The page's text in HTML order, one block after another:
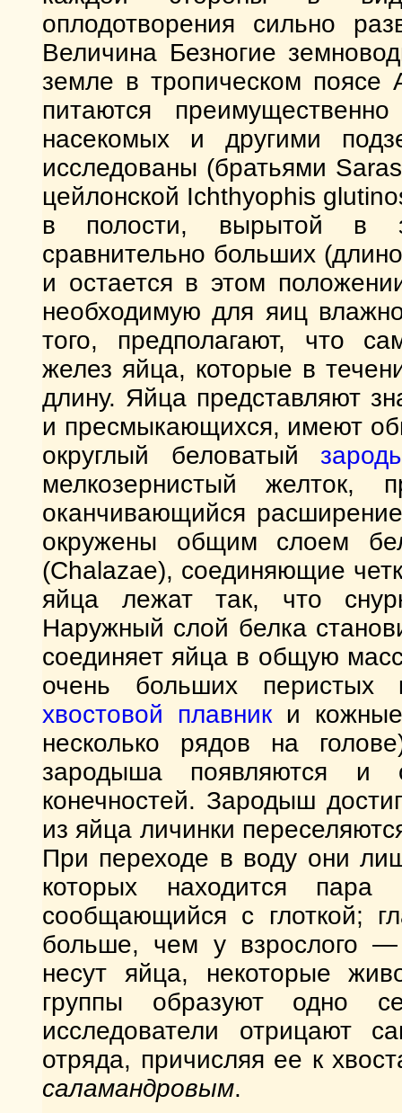
оплодотворения сильно
Величина Безногие
земле в тропическом
питаются
насекомых и другими
исследованы (братьями
цейлонской Ichthyophis
в полости, вырытой в
сравнительно больших
и остается в этом
необходимую для яиц
того, предполагают, что
желез яйца, которые в
длину. Яйца представляют
и пресмыкающихся, имеют
округлый беловатый
мелкозернистый желток,
оканчивающийся
окружены общим слоем
(Chalazae), соединяющие
яйца лежат так, что
Наружный слой белка
соединяет яйца в общую
очень больших перистых
хвостовой плавник и
несколько рядов на
зародыша появляются и
конечностей. Зародыш
из яйца личинки
При переходе в воду они
которых находится пара
сообщающийся с глоткой;
больше, чем у взрослого —
несут яйца, некоторые
группы образуют одно
исследователи отрицают
отряда, причисляя ее к
саламандровым.